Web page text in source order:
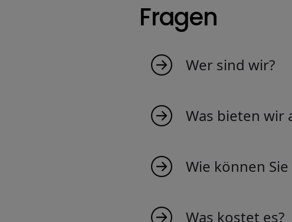
Fragen
Wer sind wir?
sind zu 100% in der
Was bieten wir
Wie können
Was kostet es?